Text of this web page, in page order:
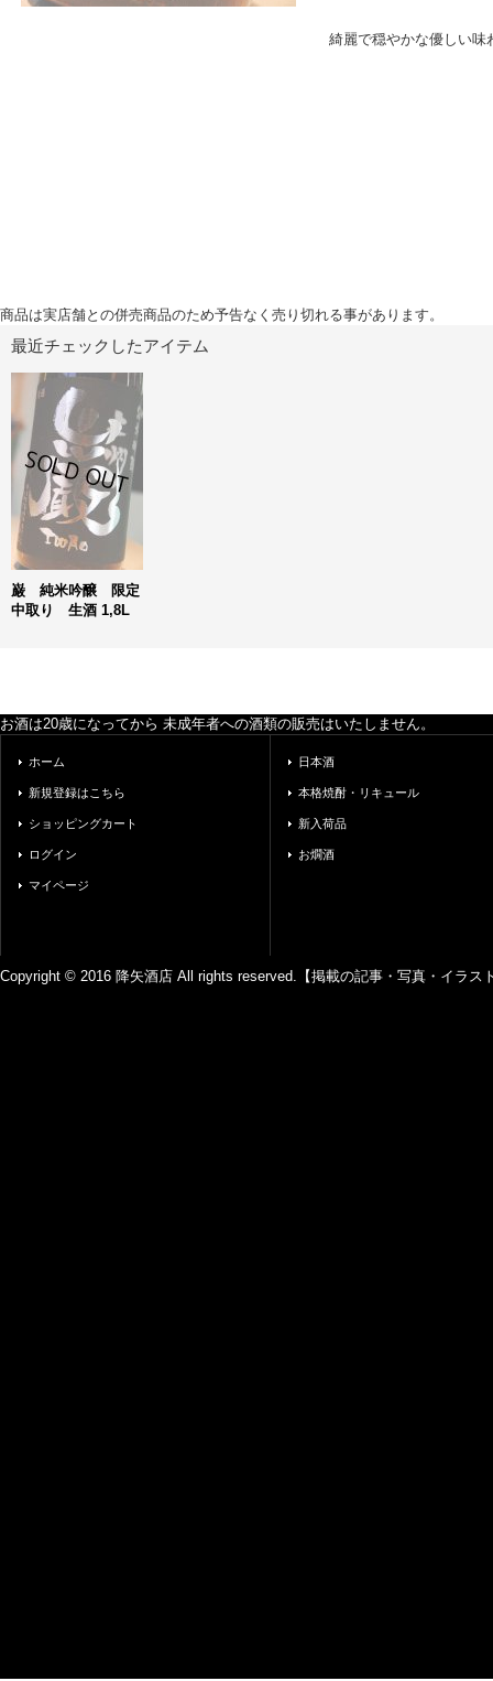
綺麗で穏やかな優しい味
商品は実店舗との併売商品のため予告なく売り切れる事があります。
最近チェックしたアイテム
巌 純米吟醸 限定
中取り 生酒 1,8L
お酒は20歳になってから 未成年者への酒類の販売はいたしません。
ホーム
新規登録はこちら
ショッピングカート
ログイン
マイページ
日本酒
本格焼酎・リキュール
新入荷品
お燗酒
Copyright © 2016 降矢酒店 All rights reserved.【掲載の記事・写真・イラス